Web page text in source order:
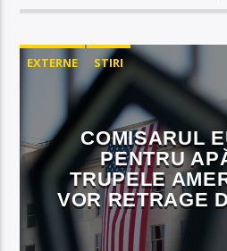
EXTERNE STIRI
COMISARUL
PENTRU
TRUPELE
VOR RETRAGE